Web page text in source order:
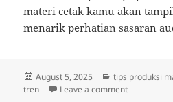
materi cetak kamu akan
menarik perhatian sasaran
Posted
on
August 5, 2025 Categories
tips produksi
tren
Leave a commenton Cetak